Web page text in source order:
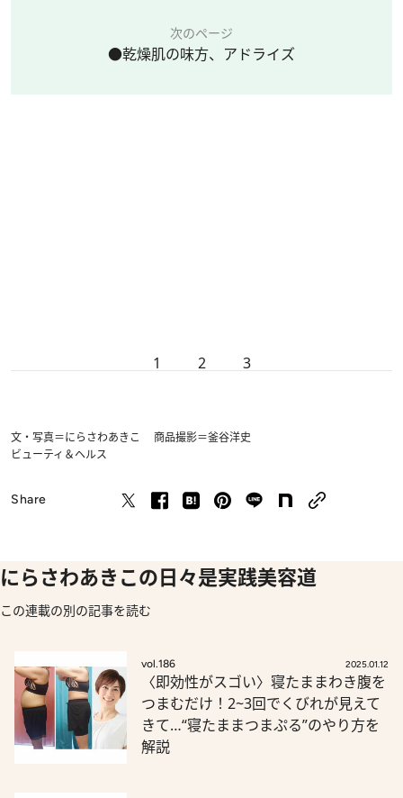
次のページ
●乾燥肌の味方、アドライズ
1 2 3
文・写真＝にらさわあきこ 商品撮影＝釜谷洋史
ビューティ＆ヘルス
Share
にらさわあきこの日々是実践美容道
この連載の別の記事を読む
vol.186 2025.01.12
〈即効性がスゴい〉寝たままわき腹を
つまむだけ！2~3回でくびれが見えて
きて…“寝たままつまぷる”のやり方を
解説